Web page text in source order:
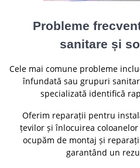
Probleme
sanitare și
Cele mai comune probleme
înfundată sau grupuri
specializată identifică
Oferim reparații pentru
țevilor și înlocuirea
ocupăm de montaj și
garantând un